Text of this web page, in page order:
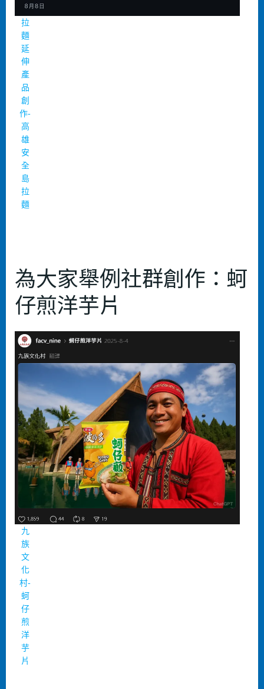
拉
麵
延
伸
產
品
創
作-
高
雄
安
全
島
拉
麵
為大家舉例社群創作：蚵
仔煎洋芋片
九
族
文
化
村-
蚵
仔
煎
洋
芋
片